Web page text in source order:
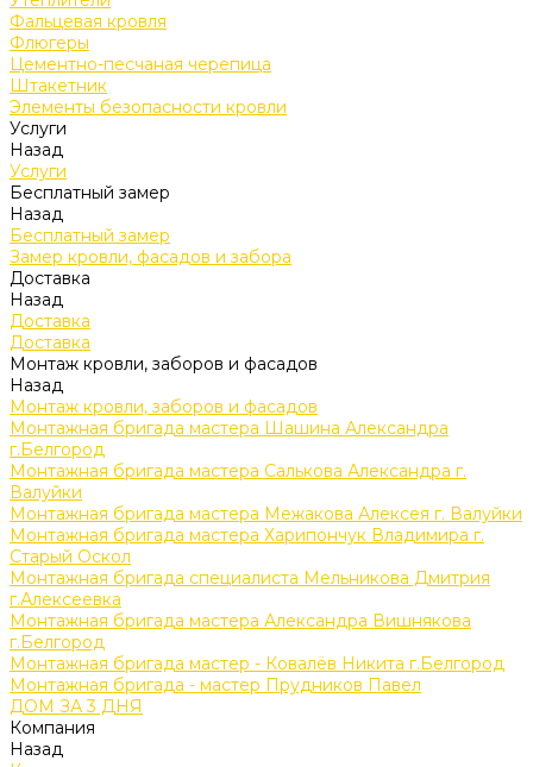
Фальцевая кровля
Флюгеры
Цементно-песчаная черепица
Штакетник
Элементы безопасности кровли
Услуги
Назад
Услуги
Бесплатный замер
Назад
Бесплатный замер
Замер кровли, фасадов и забора
Доставка
Назад
Доставка
Доставка
Монтаж кровли, заборов и фасадов
Назад
Монтаж кровли, заборов и фасадов
Монтажная бригада мастера Шашина Александра
г.Белгород
Монтажная бригада мастера Салькова Александра г.
Валуйки
Монтажная бригада мастера Межакова Алексея г. Валуйки
Монтажная бригада мастера Харипончук Владимира г.
Старый Оскол
Монтажная бригада специалиста Мельникова Дмитрия
г.Алексеевка
Монтажная бригада мастера Александра Вишнякова
г.Белгород
Монтажная бригада мастер - Ковалёв Никита г.Белгород
Монтажная бригада - мастер Прудников Павел
ДОМ ЗА 3 ДНЯ
Компания
Назад